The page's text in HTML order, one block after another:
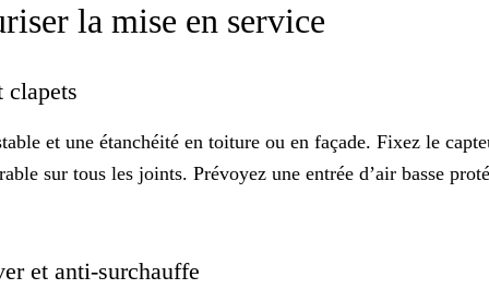
la mise en service
clapets
et une étanchéité en toiture ou en façade. Fixez le
sur tous les joints. Prévoyez une entrée d’air basse
et anti-surchauffe